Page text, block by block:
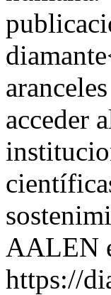
AALEN
https://